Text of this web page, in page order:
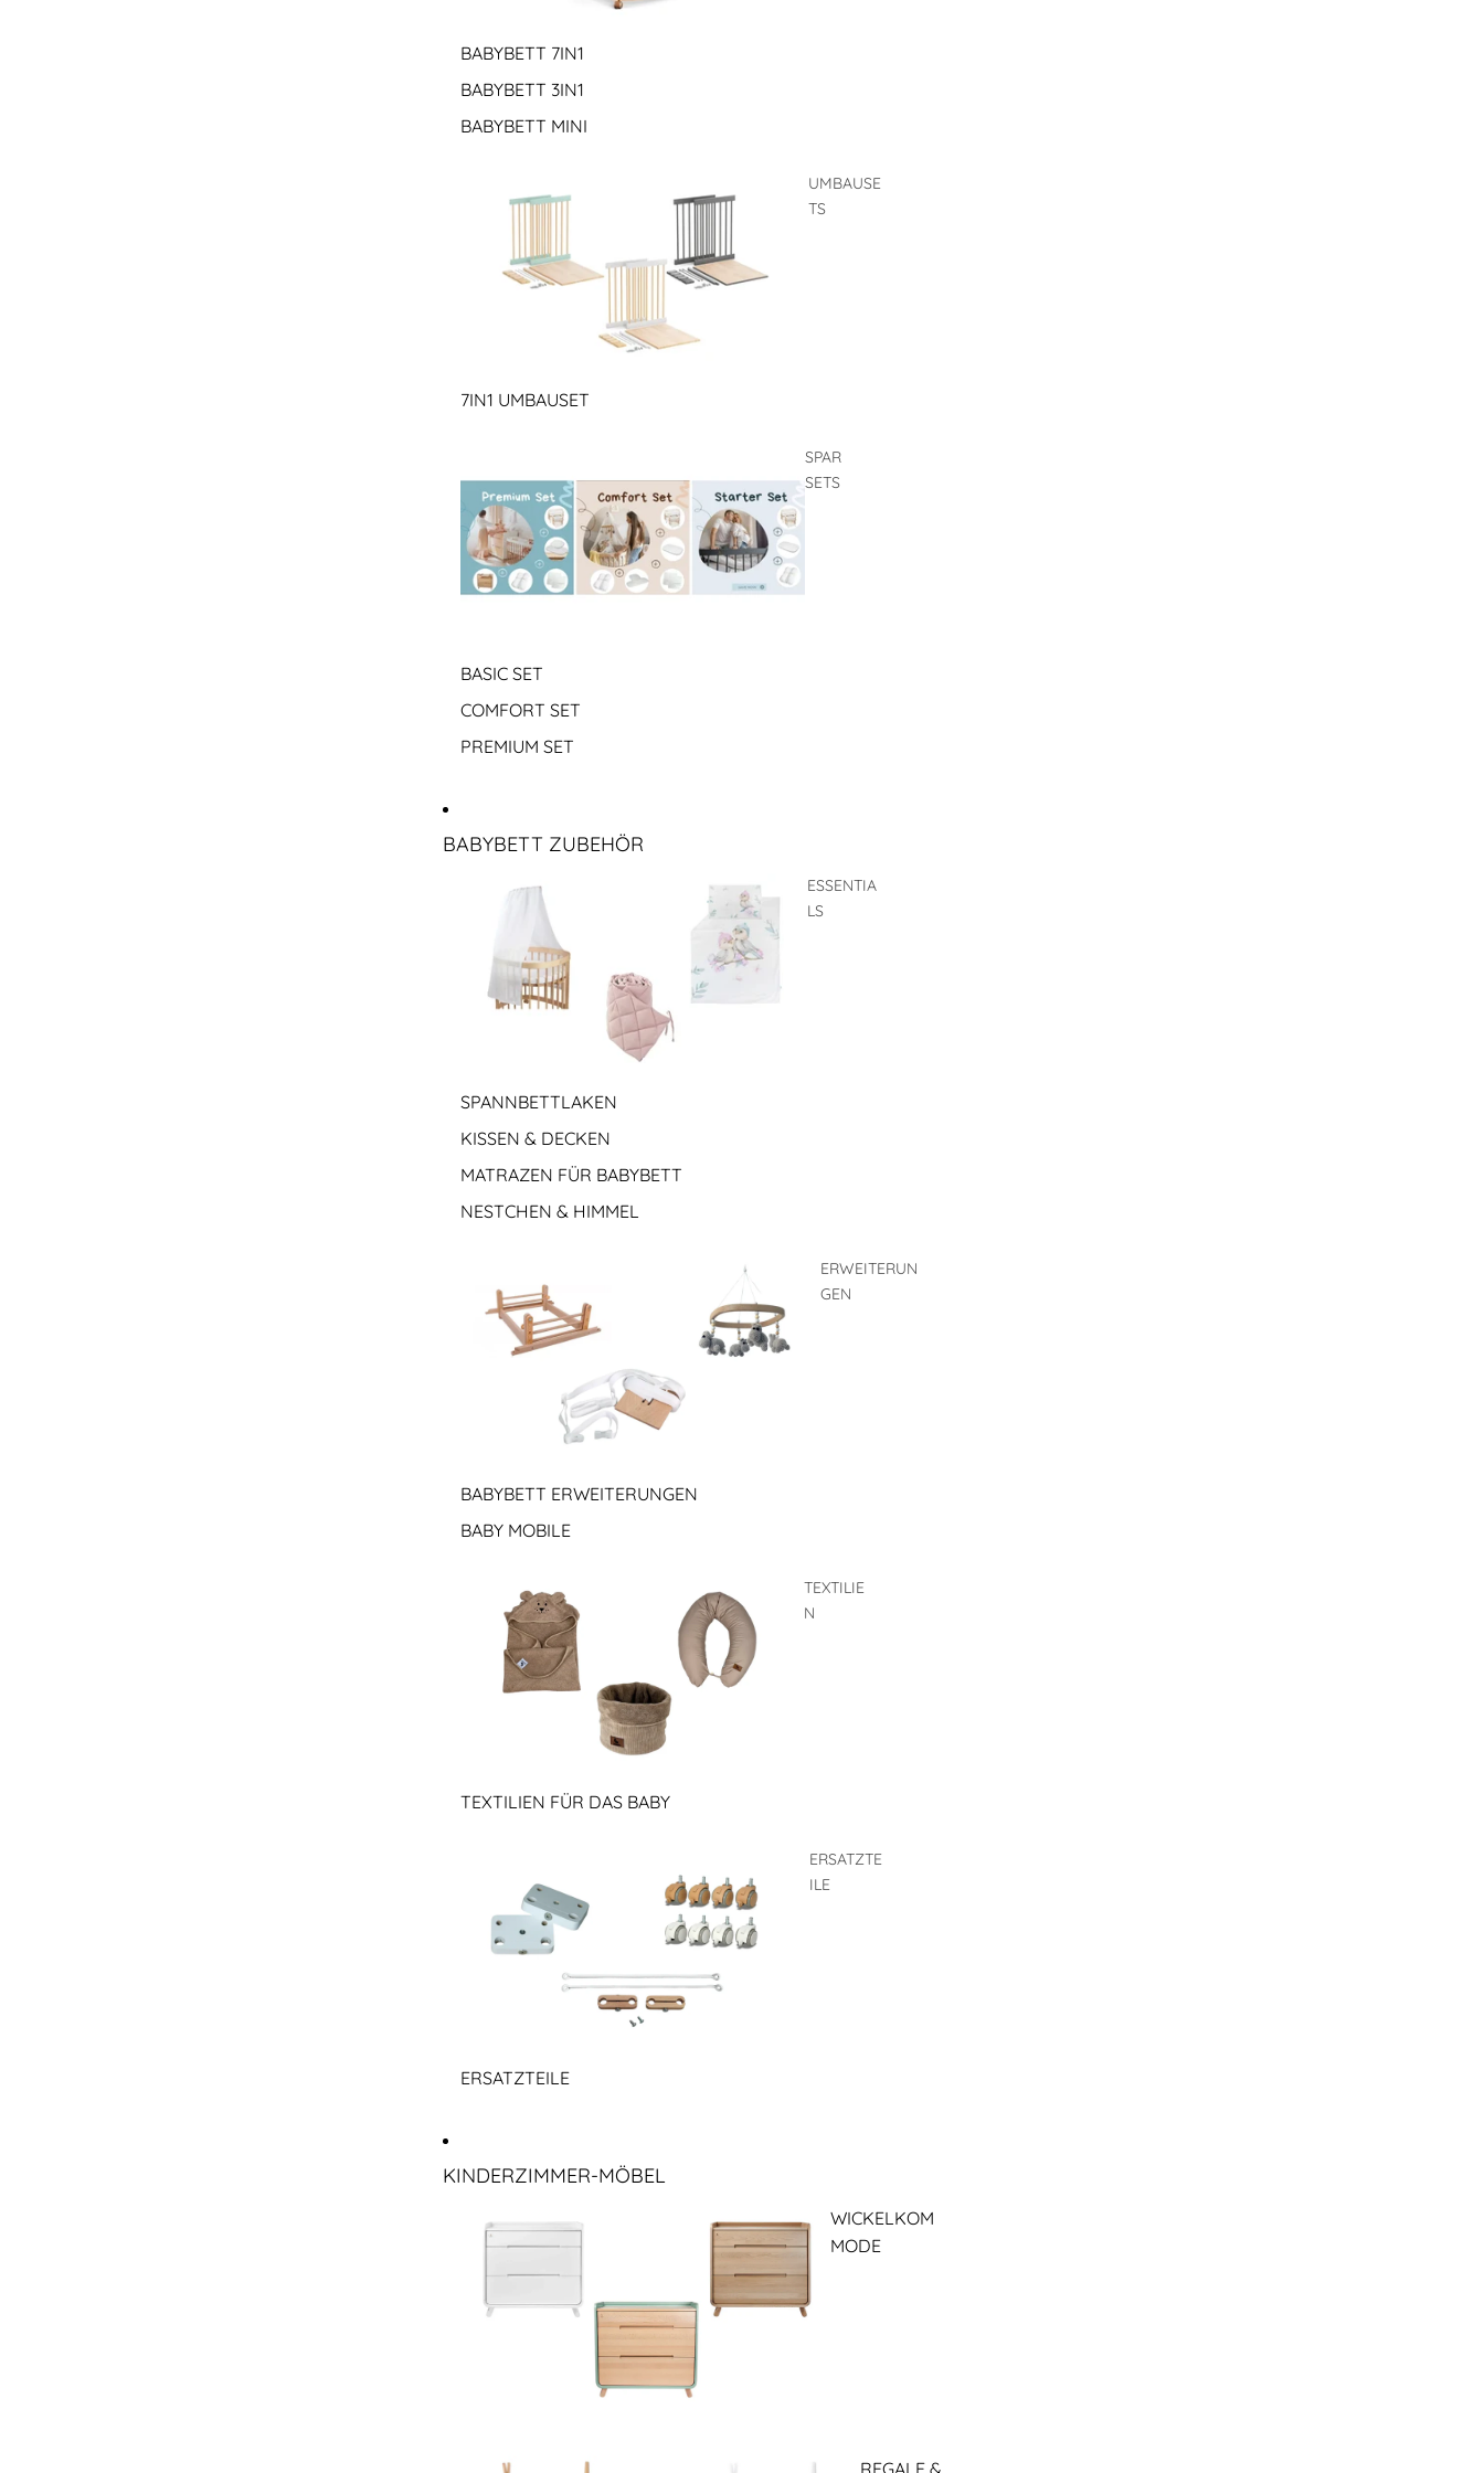
BABYBETT 7IN1
BABYBETT 3IN1
BABYBETT MINI
UMBAUSE
TS
7IN1 UMBAUSET
SPAR
SETS
BASIC SET
COMFORT SET
PREMIUM SET
BABYBETT ZUBEHÖR
ESSENTIA
LS
SPANNBETTLAKEN
KISSEN & DECKEN
MATRAZEN FÜR BABYBETT
NESTCHEN & HIMMEL
ERWEITERUN
GEN
BABYBETT ERWEITERUNGEN
BABY MOBILE
TEXTILIE
N
TEXTILIEN FÜR DAS BABY
ERSATZTE
ILE
ERSATZTEILE
KINDERZIMMER-MÖBEL
WICKELKOM
MODE